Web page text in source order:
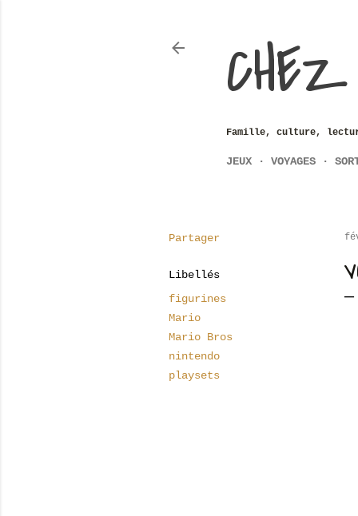
Famille, culture,
JEUX VOYAGES
Partager
Libellés
figurines
Mario
Mario Bros
nintendo
playsets